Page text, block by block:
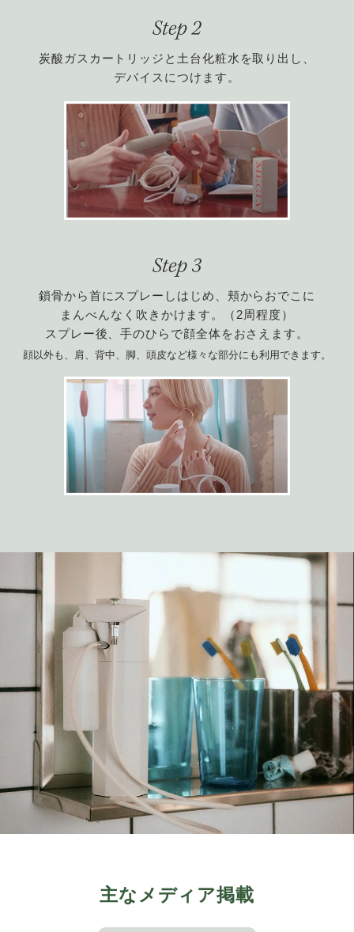
炭酸ガスカートリッジと土台化粧水を取り出し、
デバイスにつけます。
鎖骨から首にスプレーしはじめ、頬からおでこに
まんべんなく吹きかけます。（2周程度）
スプレー後、手のひらで顔全体をおさえます。
顔以外も、肩、背中、脚、頭皮など様々な部分にも利用できます。
主なメディア掲載